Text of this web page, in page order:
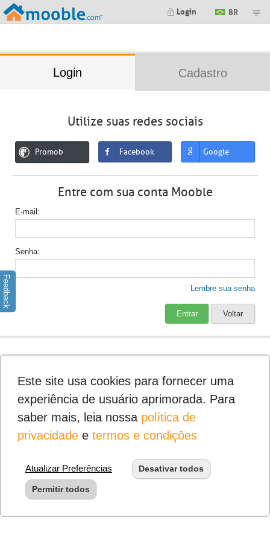
Login BR
Login Cadastro
Utilize suas redes sociais
Promob Facebook Google
Entre com sua conta Mooble
E-mail
Senha
Lembre sua senha
Entrar Voltar
Feedback
Este site usa cookies para fornecer uma
experiência de usuário aprimorada. Para
saber mais, leia nossa política de
privacidadee termos e condições
Atualizar Preferências Desativar todos
Permitir todos